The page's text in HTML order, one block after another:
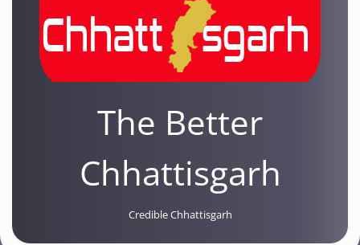
The Better
Chhattisgarh
Credible Chhattisgarh